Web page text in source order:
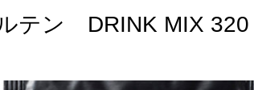
テン DRINK MIX 320